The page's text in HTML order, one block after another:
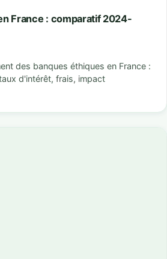
France : comparatif 2024-
des banques éthiques en France :
d'intérêt, frais, impact